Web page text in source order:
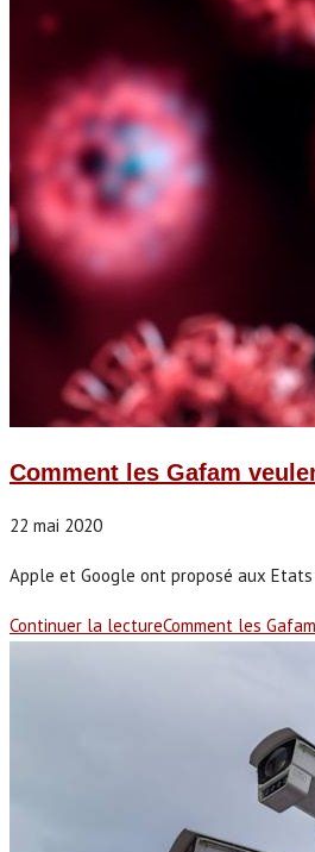
Comment les Gafam
22 mai 2020
Apple et Google ont proposé aux
Continuer la lectureComment les